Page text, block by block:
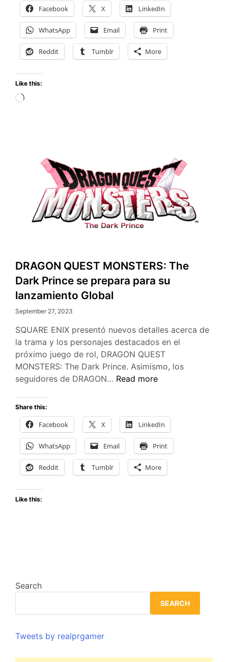
II
HD-
2D
Remake
llega
Facebook X LinkedIn
WhatsApp Email Print
Reddit Tumblr More
Like this:
Loading…
DRAGON QUEST MONSTERS: The
Dark Prince se prepara para su
lanzamiento Global
September 27, 2023
SQUARE ENIX presentó nuevos detalles acerca de
la trama y los personajes destacados en el
próximo juego de rol, DRAGON QUEST
MONSTERS: The Dark Prince. Asimismo, los
seguidores de DRAGON… DRAGON
The
Dark
Prince
se
prepara
para
Read more
Share this:
Facebook X LinkedIn
WhatsApp Email Print
Reddit Tumblr More
Like this:
Search
SEARCH
Tweets by realprgamer